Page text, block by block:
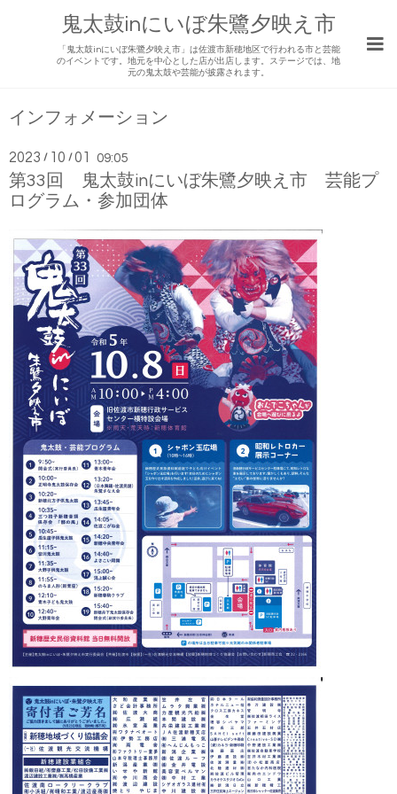
鬼太鼓inにいぼ朱鷺夕映え市
「鬼太鼓inにいぼ朱鷺夕映え市」は佐渡市新穂地区で行われる市と芸能
のイベントです。地元を中心とした店が出店します。ステージでは、地
元の鬼太鼓や芸能が披露されます。
インフォメーション
2023 / 10 /01 09:05
第33回 鬼太鼓inにいぼ朱鷺夕映え市 芸能プ
ログラム・参加団体